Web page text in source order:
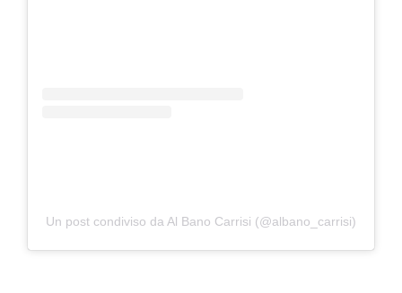
Un post condiviso da Al Bano Carrisi (@albano_carrisi)